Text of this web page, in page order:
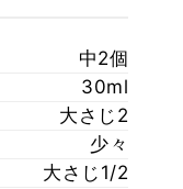
中2個
30ml
大さじ2
少々
大さじ1/2